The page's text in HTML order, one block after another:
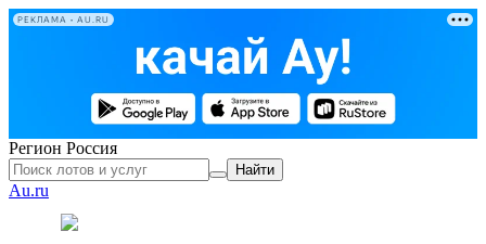
РЕКЛАМА • AU.RU
Регион Россия
Найти
Au.ru